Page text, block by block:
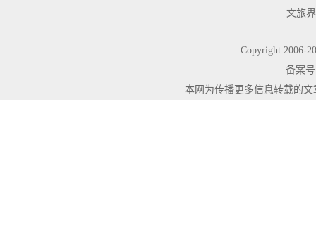
文旅
Copyright 2006-
备案
本网为传播更多信息转载的